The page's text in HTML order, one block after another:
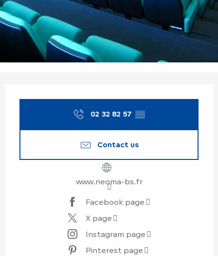
02 32 82 57 ▒▒
Contact us
www.neoma-bs.fr
Facebook page
X page
Instagram page
Pinterest page